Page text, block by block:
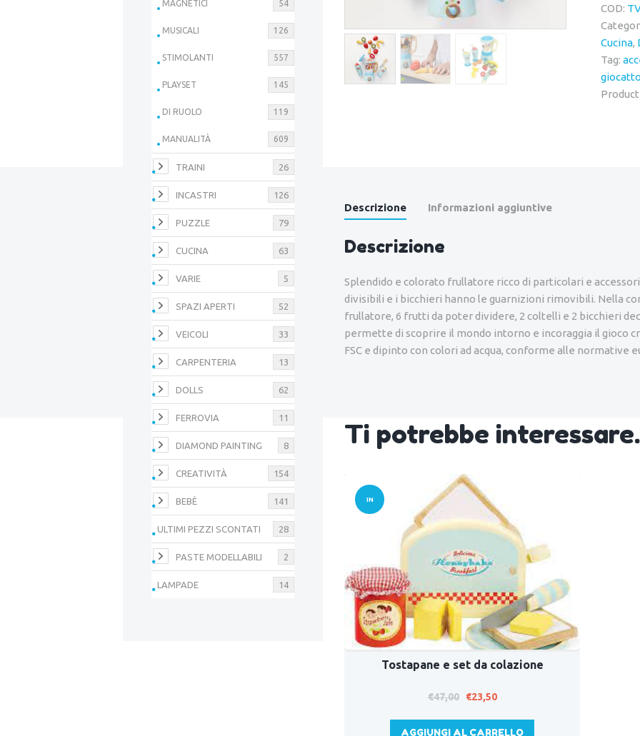
COD:
Cucina,
Tag:
Descrizione Informazioni aggiuntive
Descrizione
Splendido e colorato frullatore ricco di particolari e
divisibili e i bicchieri hanno le guarnizioni rimovibili. Nella
frullatore, 6 frutti da poter dividere, 2 coltelli e 2 bicchieri
permette di scoprire il mondo intorno e incoraggia il gioco
FSC e dipinto con colori ad acqua, conforme alle normative
Ti potrebbe
IN
Tostapane e set da colazione
€47,00
Il
€23,50Il
AGGIUNGI AL CARRELLO
MAGNETICI 54
MUSICALI 126
STIMOLANTI 557
PLAYSET 145
DI RUOLO 119
MANUALITÀ 609
TRAINI 26
INCASTRI 126
PUZZLE 79
CUCINA 63
VARIE 5
SPAZI APERTI 52
VEICOLI 33
CARPENTERIA 13
DOLLS 62
FERROVIA 11
DIAMOND PAINTING 8
CREATIVITÀ 154
BEBÈ 141
ULTIMI PEZZI SCONTATI 28
PASTE MODELLABILI 2
LAMPADE 14